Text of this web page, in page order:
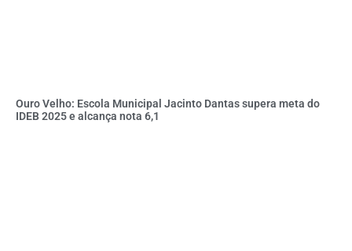
Ouro Velho: Escola Municipal Jacinto Dantas supera meta do
IDEB 2025 e alcança nota 6,1